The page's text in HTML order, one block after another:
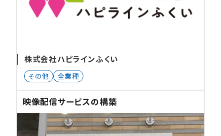
株式会社ハピラインふくい
その他 全業種
映像配信サービスの構築